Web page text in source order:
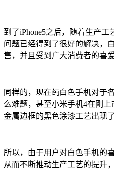
到了iPhone5之后，随着生产工
问题已经得到了很好的解决，
售，并且受到广大消费者的喜爱
同样的，现在纯白色手机对于
么难题，甚至小米手机4在刚
金属边框的黑色涂漆工艺出现了
所以，由于用户对白色手机的
从而不断推动生产工艺的提升